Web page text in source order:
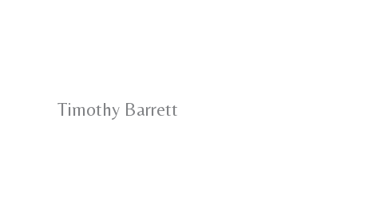
Timothy Barrett